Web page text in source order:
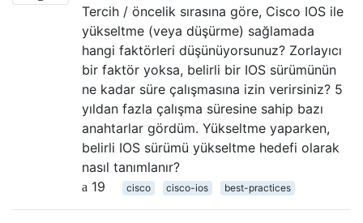
Tercih / öncelik sırasına göre, Cisco IOS ile
yükseltme (veya düşürme) sağlamada
hangi faktörleri düşünüyorsunuz? Zorlayıcı
bir faktör yoksa, belirli bir IOS sürümünün
ne kadar süre çalışmasına izin verirsiniz? 5
yıldan fazla çalışma süresine sahip bazı
anahtarlar gördüm. Yükseltme yaparken,
belirli IOS sürümü yükseltme hedefi olarak
nasıl tanımlanır?
19
cisco cisco-ios best-practices